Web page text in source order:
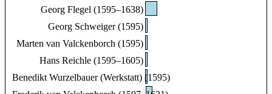
Georg Flegel (1595–1638)
Georg Schweiger (1595)
Marten van Valckenborch (1595)
Hans Reichle (1595–1605)
Benedikt Wurzelbauer (Werkstatt) (1595)